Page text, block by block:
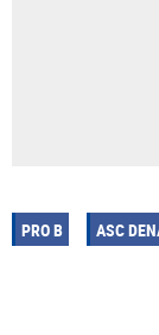
PRO B ASC